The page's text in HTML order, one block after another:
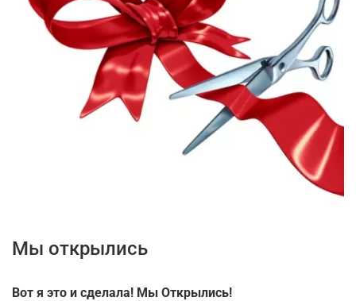
Мы открылись
Вот я это и сделала! Мы Открылись!